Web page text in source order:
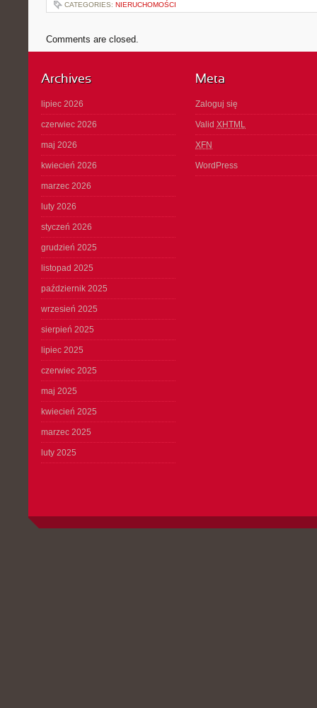
CATEGORIES: NIERUCHOMOŚCI
Comments are closed.
Archives
lipiec 2026
czerwiec 2026
maj 2026
kwiecień 2026
marzec 2026
luty 2026
styczeń 2026
grudzień 2025
listopad 2025
październik 2025
wrzesień 2025
sierpień 2025
lipiec 2025
czerwiec 2025
maj 2025
kwiecień 2025
marzec 2025
luty 2025
Meta
Zaloguj się
Valid XHTML
XFN
WordPress